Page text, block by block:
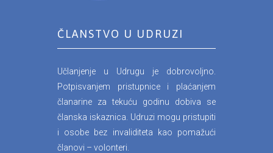
ČLANSTVO U UDRUZI
Učlanjenje u Udrugu je dobrovoljno.
Potpisvanjem pristupnice i plaćanjem
članarine za tekuću godinu dobiva se
članska iskaznica. Udruzi mogu pristupiti
i osobe bez invaliditeta kao pomažući
članovi – volonteri.